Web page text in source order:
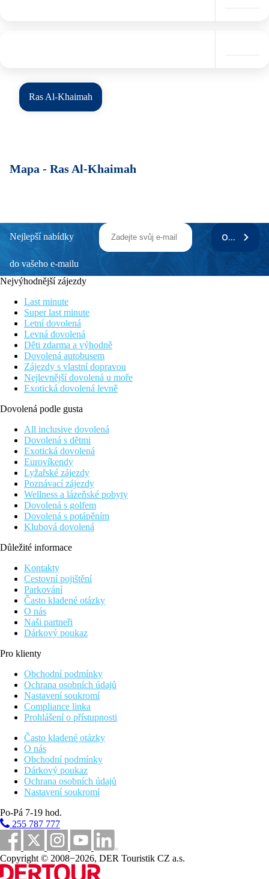
Ras Al-Khaimah
Mapa - Ras Al-Khaimah
Nejlepší nabídky
do vašeho e-mailu
ODEBÍRAT
Nejvýhodnější zájezdy
Last minute
Super last minute
Letní dovolená
Levná dovolená
Děti zdarma a výhodně
Dovolená autobusem
Zájezdy s vlastní dopravou
Nejlevnější dovolená u moře
Exotická dovolená levně
Dovolená podle gusta
All inclusive dovolená
Dovolená s dětmi
Exotická dovolená
Eurovíkendy
Lyžařské zájezdy
Poznávací zájezdy
Wellness a lázeňské pobyty
Dovolená s golfem
Dovolená s potápěním
Klubová dovolená
Důležité informace
Kontakty
Cestovní pojištění
Parkování
Často kladené otázky
O nás
Naši partneři
Dárkový poukaz
Pro klienty
Obchodní podmínky
Ochrana osobních údajů
Nastavení soukromí
Compliance linka
Prohlášení o přístupnosti
Často kladené otázky
O nás
Obchodní podmínky
Dárkový poukaz
Ochrana osobních údajů
Nastavení soukromí
Po-Pá 7-19 hod.
255 787 777
Copyright © 2008−2026, DER Touristik CZ a.s.